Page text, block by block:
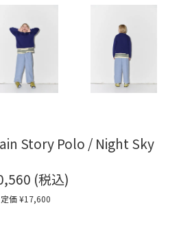
Story Polo / Night Sky
(税込)
定価 ¥17,600